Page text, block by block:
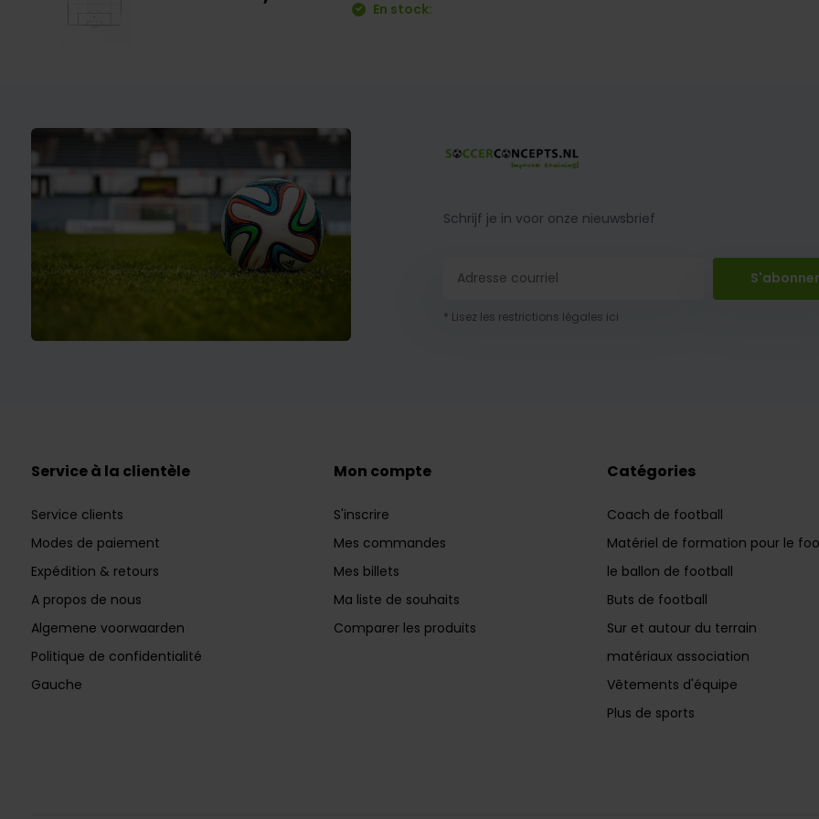
En stock:
Schrijf je in voor onze nieuwsbrief
* Lisez les restrictions légales ici
Service à la clientèle
Service clients
Modes de paiement
Expédition & retours
A propos de nous
Algemene voorwaarden
Politique de confidentialité
Gauche
Mon compte
S'inscrire
Mes commandes
Mes billets
Ma liste de souhaits
Comparer les produits
Catégories
Coach de football
Matériel de formation pour le
le ballon de football
Buts de football
Sur et autour du terrain
matériaux association
Vêtements d'équipe
Plus de sports